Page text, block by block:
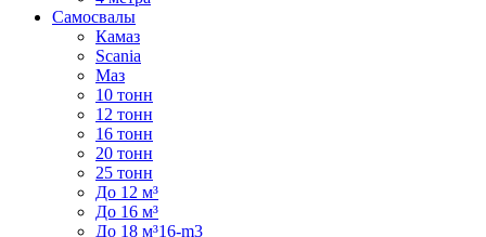
Самосвалы
Камаз
Scania
Маз
10 тонн
12 тонн
16 тонн
20 тонн
25 тонн
До 12 м³
До 16 м³
До 18 м³16-m3